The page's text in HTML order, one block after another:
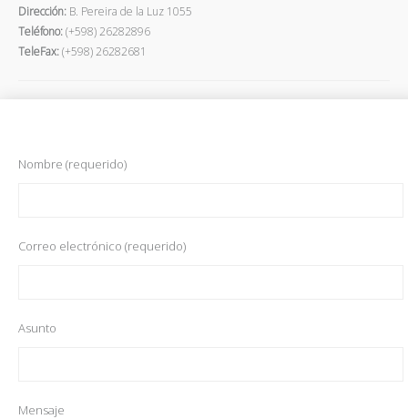
Dirección: B. Pereira de la Luz 1055
Teléfono:(+598) 26282896
TeleFax:(+598) 26282681
Nombre (requerido)
Correo electrónico (requerido)
Asunto
Mensaje